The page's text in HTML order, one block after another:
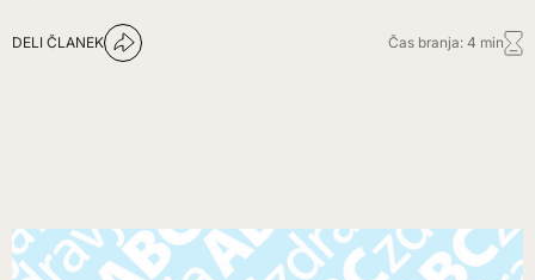
DELI ČLANEK Čas branja: 4 min